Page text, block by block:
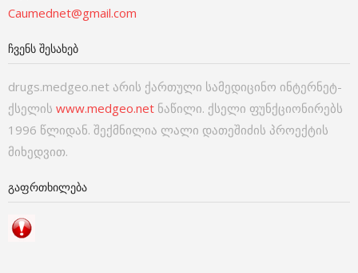
Caumednet@gmail.com
ᲩᲕᲔᲜᲡ ᲨᲔᲡᲐᲮᲔᲑ
drugs.medgeo.net არის ქართული სამედიცინო ინტერნეტ-
ქსელის www.medgeo.net ნაწილი. ქსელი ფუნქციონირებს
1996 წლიდან. შექმნილია ლალი დათეშიძის პროექტის
მიხედვით.
ᲒᲐᲤᲠᲗᲮᲘᲚᲔᲑᲐ